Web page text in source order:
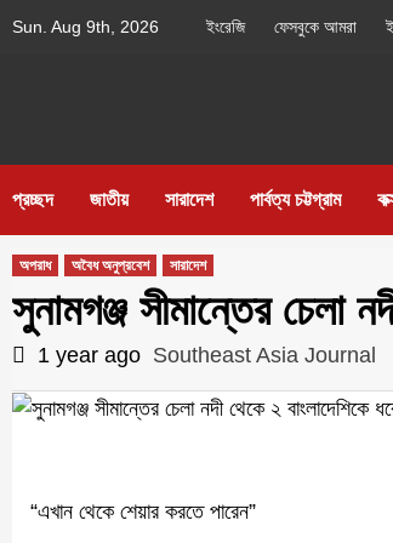
Sun. Aug 9th, 2026 ইংরেজি ফেসবুকে আমরা
Asia
প্রচ্ছদ জাতীয় সারাদেশ পার্বত্য চট্টগ্রাম
অপরাধ অবৈধ অনুপ্রবেশ সারাদেশ
সুনামগঞ্জ সীমান্তের চেলা
1 year ago Southeast Asia Journal
“এখান থেকে শেয়ার করতে পারেন”